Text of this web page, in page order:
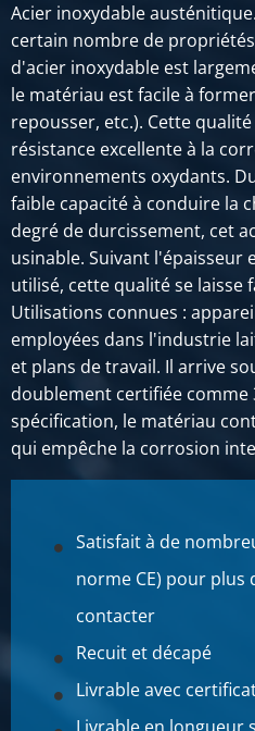
N° d'article
2400-0022-8015
Description
Inox làc plat 304/304L
Poids des pièces en kg
Prix brut
SÉLECTIONNER
N° d'article
2400-0022-3020
Description
Inox làc plat 304/304L
Poids des pièces en kg
Prix brut
SÉLECTIONNER
Description
Inox làc plat 304/304L
Poids des pièces en kg
Prix brut
N° d'article
Acier inoxydable
certain nombre de
d'acier inoxydable est
le matériau est facile à
repousser, etc.). Cette
résistance excellente à la
environnements oxydants.
faible capacité à conduire la
degré de durcissement, cet
usinable. Suivant l'épaisseur
utilisé, cette qualité se laisse
Utilisations connues :
employées dans l'industrie
et plans de travail. Il arrive
doublement certifiée comme
spécification, le matériau
qui empêche la corrosion
Satisfait à de
norme CE) pour plus
contacter
Recuit et décapé
Livrable avec